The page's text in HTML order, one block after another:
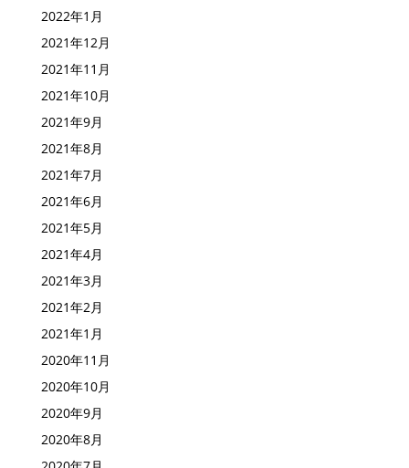
2022年1月
2021年12月
2021年11月
2021年10月
2021年9月
2021年8月
2021年7月
2021年6月
2021年5月
2021年4月
2021年3月
2021年2月
2021年1月
2020年11月
2020年10月
2020年9月
2020年8月